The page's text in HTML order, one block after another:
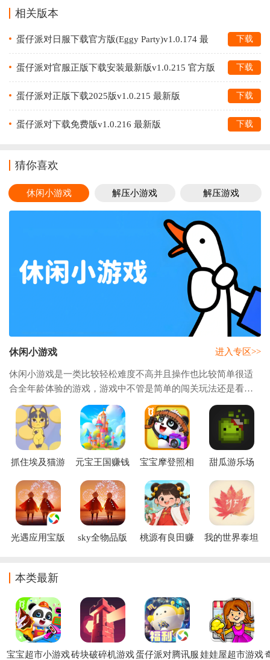
相关版本
蛋仔派对日服下载官方版(Eggy Party)v1.0.174 最
新版
下载
蛋仔派对官服正版下载安装最新版v1.0.215 官方版 下载
蛋仔派对正版下载2025版v1.0.215 最新版 下载
蛋仔派对下载免费版v1.0.216 最新版 下载
猜你喜欢
休闲小游戏 解压小游戏 解压游戏
休闲小游戏
休闲小游戏是一类比较轻松难度不高并且操作也比较简单很适
合全年龄体验的游戏，游戏中不管是简单的闯关玩法还是看运
气的肉鸽或者是比较考验策略的关卡玩法或者是合成玩法，多
种玩法都能给你带来不同的游戏体验，休闲
进入专区>>
抓住埃及猫游
(Neko Touch)
元宝王国赚钱
宝宝摩登照相
甜瓜游乐场
光遇应用宝版
sky全物品版
桃源有良田赚
我的世界泰坦
本类最新
宝宝超市小游戏砖块破碎机游戏蛋仔派对腾讯服娃娃屋超市游戏